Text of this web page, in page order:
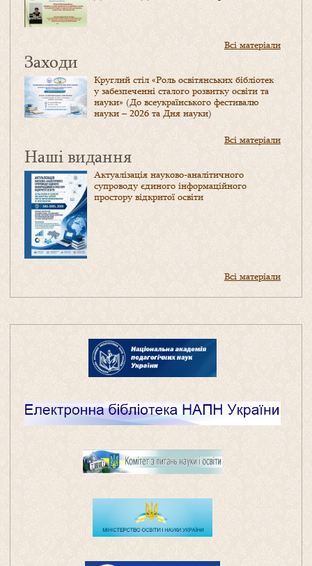
Всі матеріали
Заходи
Круглий стіл «Роль освітянських бібліотек
у забезпеченні сталого розвитку освіти та
науки» (До всеукраїнського фестивалю
науки – 2026 та Дня науки)
Всі матеріали
Наші видання
Актуалізація науково-аналітичного
супроводу єдиного інформаційного
простору відкритої освіти
Всі матеріали